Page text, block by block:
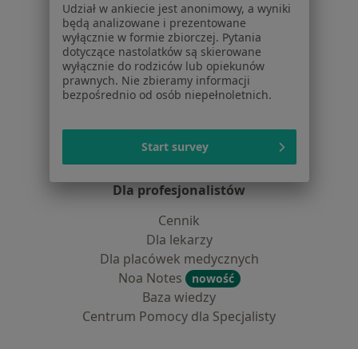
Lekarze
Placówki medyczne
Pytania i odpowiedzi
Usługi i zabiegi
Choroby
Aplikacje mobilne
Dla profesjonalistów
Cennik
Dla lekarzy
Dla placówek medycznych
Noa Notes
nowość
Baza wiedzy
Centrum Pomocy dla Specjalisty
Udział w ankiecie jest anonimowy, a wyniki
będą analizowane i prezentowane
wyłącznie w formie zbiorczej. Pytania
dotyczące nastolatków są skierowane
wyłącznie do rodziców lub opiekunów
prawnych. Nie zbieramy informacji
bezpośrednio od osób niepełnoletnich.
Start survey